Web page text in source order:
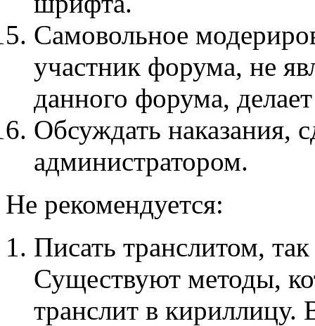
Самовольное
участник форума, не
данного форума,
Обсуждать наказания,
администратором.
Не рекомендуется:
Писать транслитом,
Существуют методы,
транслит в кириллицу.